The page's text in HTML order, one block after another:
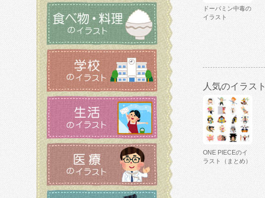
ドーパミン中毒の
イラスト
人気のイラスト
ONE PIECEのイ
ラスト（まとめ）